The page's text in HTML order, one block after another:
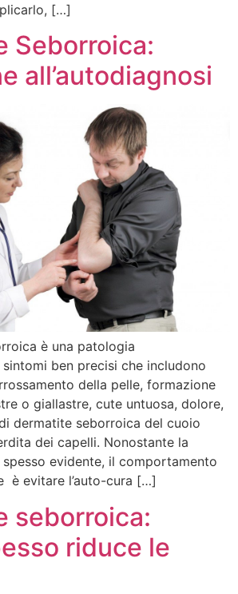
[…]
Seborroica:
all’autodiagnosi
è una patologia
ben precisi che includono
della pelle, formazione
o giallastre, cute untuosa, dolore,
dermatite seborroica del cuoio
dei capelli. Nonostante la
evidente, il comportamento
è evitare l’auto-cura […]
seborroica:
riduce le